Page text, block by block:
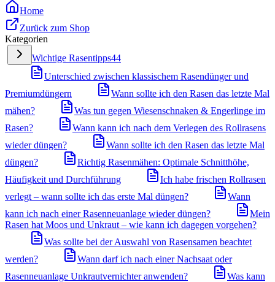
Home
Zurück zum Shop
Kategorien
Wichtige Rasentipps44
Unterschied zwischen klassischem Rasendünger und
Premiumdüngern
Wann sollte ich den Rasen das letzte Mal
mähen?
Was tun gegen Wiesenschnaken & Engerlinge im
Rasen?
Wann kann ich nach dem Verlegen des Rollrasens
wieder düngen?
Wann sollte ich den Rasen das letzte Mal
düngen?
Richtig Rasenmähen: Optimale Schnitthöhe,
Häufigkeit und Durchführung
Ich habe frischen Rollrasen
verlegt – wann sollte ich das erste Mal düngen?
Wann
kann ich nach einer Rasenneuanlage wieder düngen?
Mein
Rasen hat Moos und Unkraut – wie kann ich dagegen vorgehen?
Was sollte bei der Auswahl von Rasensamen beachtet
werden?
Wann darf ich nach einer Nachsaat oder
Rasenneuanlage Unkrautvernichter anwenden?
Was kann